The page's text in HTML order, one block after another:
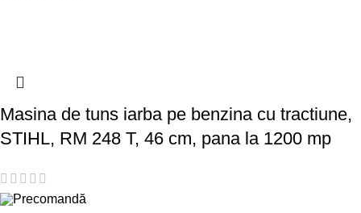
Masina de tuns iarba pe benzina cu tractiune,
STIHL, RM 248 T, 46 cm, pana la 1200 mp
Precomandă